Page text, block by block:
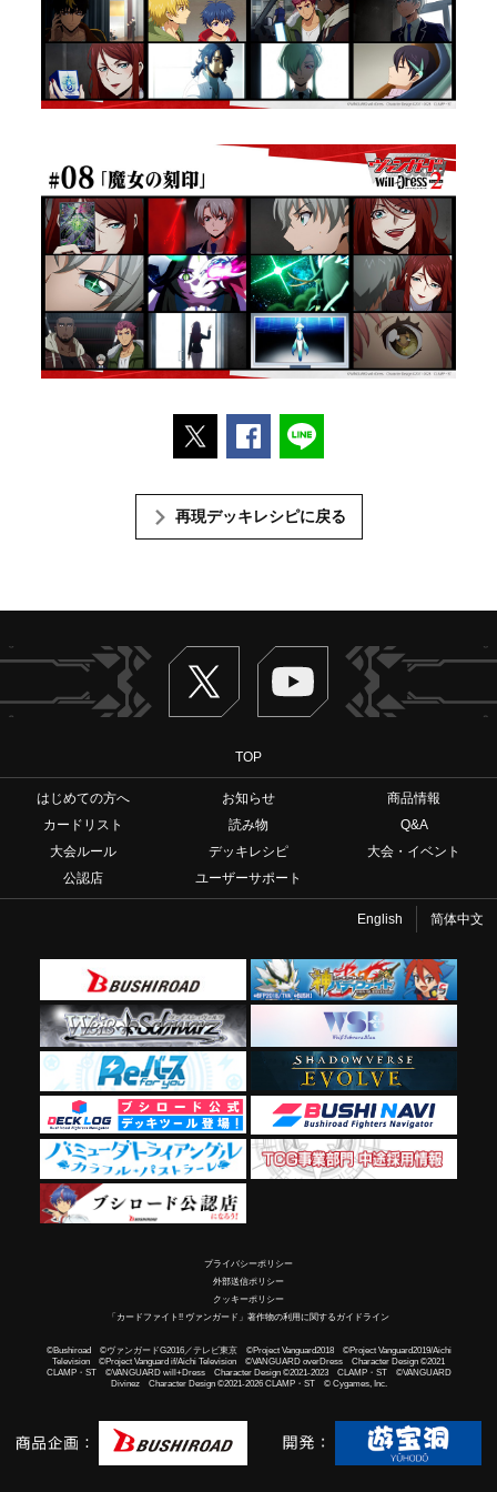
ポストするFacebookでシェアする
再現デッキレシピに戻る
Twitter ヴァンガードch
TOP
はじめての方へ お知らせ
商品情報
カードリスト
読み物
Q&A
大会ルール
デッキレシピ
大会・イベント
公認店
ユーザーサポート
English 简体中文
プライバシーポリシー
外部送信ポリシー
クッキーポリシー
「カードファイト!! ヴァンガード」著作物の利用に関するガイドライン
©Bushiroad ©ヴァンガードG2016／テレビ東京 ©Project Vanguard2018 ©Project Vanguard2019/Aichi
Television ©Project Vanguard if/Aichi Television ©VANGUARD overDress Character Design ©2021
CLAMP・ST ©VANGUARD will+Dress Character Design ©2021-2023 CLAMP・ST ©VANGUARD
Divinez Character Design ©2021-2026 CLAMP・ST © Cygames, Inc.